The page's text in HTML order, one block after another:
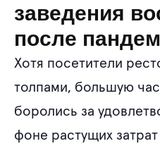
заведения
после
Хотя посетители
толпами, большую
боролись за
фоне растущих